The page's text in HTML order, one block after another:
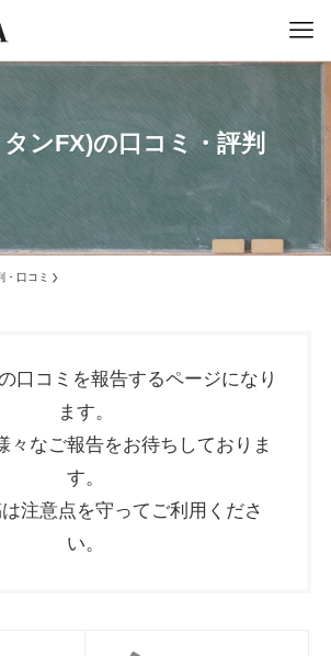
ンFX)の口コミ・評判
・口コミ
の口コミを報告するページになり
ます。
々なご報告をお待ちしておりま
す。
注意点を守ってご利用くださ
い。